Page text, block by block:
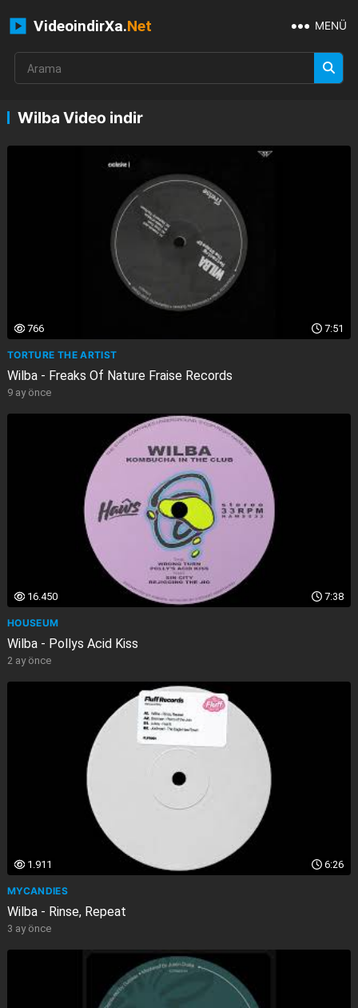
VideoindirXa.Net MENÜ
Wilba Video indir
7:51
766
TORTURE THE ARTIST
Wilba - Freaks Of Nature Fraise Records
9 ay önce
7:38
16.450
HOUSEUM
Wilba - Pollys Acid Kiss
2 ay önce
6:26
1.911
MYCANDIES
Wilba - Rinse, Repeat
3 ay önce